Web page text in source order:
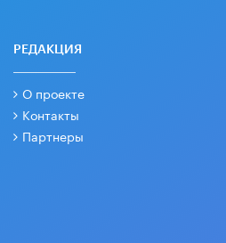
РЕДАКЦИЯ
О проекте
Контакты
Партнеры